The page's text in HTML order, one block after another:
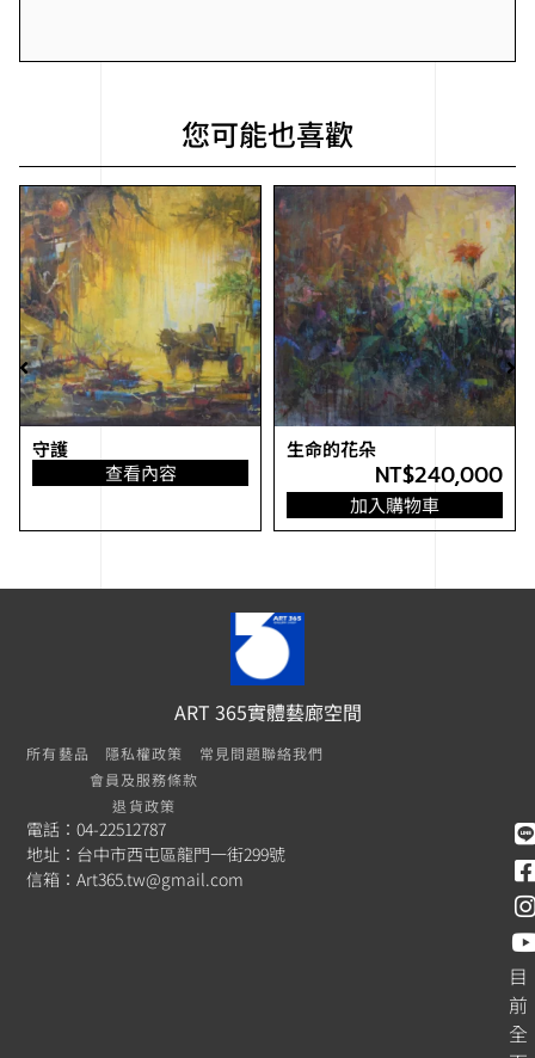
您可能也喜歡
守護
查看內容
生命的花朵
NT$240,000
加入購物車
ART 365實體藝廊空間
所有藝品
隱私權政策
會員及服務條款
退貨政策
常見問題聯絡我們
電話：04-22512787
地址：台中市西屯區龍門一街299號
信箱：Art365.tw@gmail.com
目
前
全